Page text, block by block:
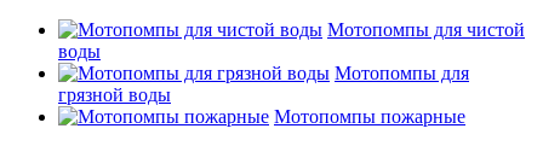
Мотопомпы для чистой
воды
Мотопомпы для
грязной воды
Мотопомпы пожарные